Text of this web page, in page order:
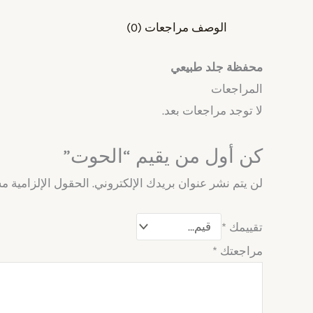
الوصف مراجعات (0)
محفظة جلد طبيعي
المراجعات
لا توجد مراجعات بعد.
كن أول من يقيم “الحوت”
لن يتم نشر عنوان بريدك الإلكتروني. الحقول الإلزامية
تقييمك *
مراجعتك *